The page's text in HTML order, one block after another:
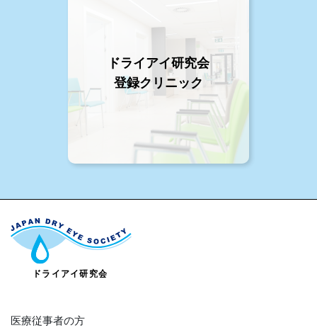
ドライアイ研究会
登録クリニック
医療従事者の方